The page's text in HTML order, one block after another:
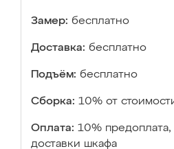
Замер: бесплатно
Доставка: бесплатно
Подъём: бесплатно
Сборка: 10% от
Оплата: 10%
доставки шкафа